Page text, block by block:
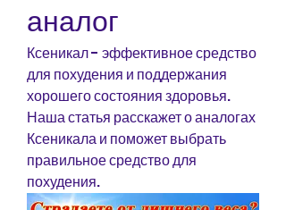
аналог
Ксеникал - эффективное средство
для похудения и поддержания
хорошего состояния здоровья.
Наша статья расскажет о аналогах
Ксеникала и поможет выбрать
правильное средство для
похудения.